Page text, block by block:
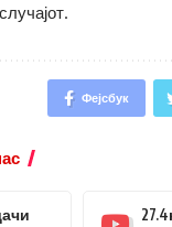
Фејсбук